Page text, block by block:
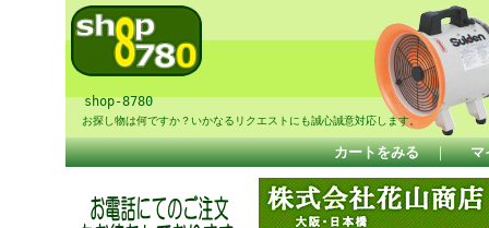
shop-8780
お探し物は何ですか？いかなるリクエストにも誠心誠意対応します。
カートをみる ｜ マ